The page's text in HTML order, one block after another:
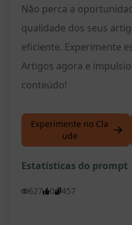
Não perca a
qualidade dos seus
eficiente. Experimente
Artigos agora e
conteúdo!
Experimente no Cla
ude
Estatísticas do prompt
627 0 457